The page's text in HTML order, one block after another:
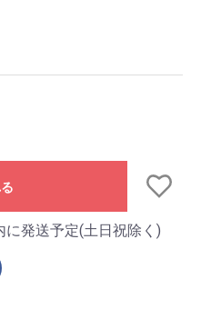
に発送予定(土日祝除く)